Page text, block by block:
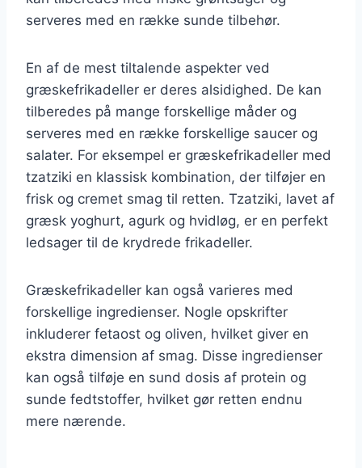
serveres med en række sunde tilbehør.
En af de mest tiltalende aspekter ved
græskefrikadeller er deres alsidighed. De kan
tilberedes på mange forskellige måder og
serveres med en række forskellige saucer og
salater. For eksempel er græskefrikadeller med
tzatziki en klassisk kombination, der tilføjer en
frisk og cremet smag til retten. Tzatziki, lavet af
græsk yoghurt, agurk og hvidløg, er en perfekt
ledsager til de krydrede frikadeller.
Græskefrikadeller kan også varieres med
forskellige ingredienser. Nogle opskrifter
inkluderer fetaost og oliven, hvilket giver en
ekstra dimension af smag. Disse ingredienser
kan også tilføje en sund dosis af protein og
sunde fedtstoffer, hvilket gør retten endnu
mere nærende.